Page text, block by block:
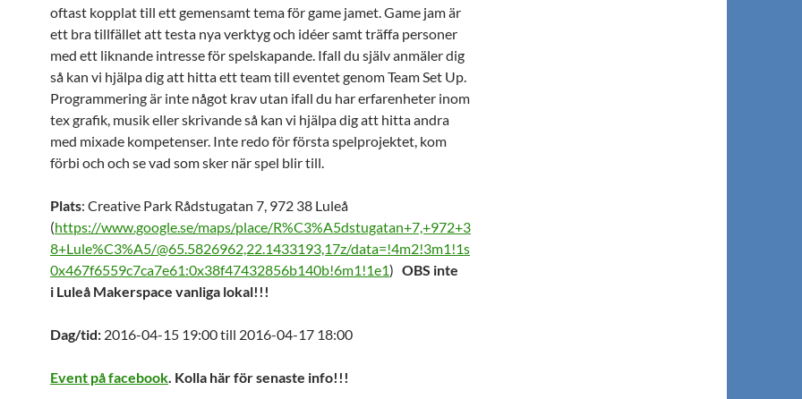
oftast kopplat till ett gemensamt tema för game jamet. Game jam är
ett bra tillfället att testa nya verktyg och idéer samt träffa personer
med ett liknande intresse för spelskapande. Ifall du själv anmäler dig
så kan vi hjälpa dig att hitta ett team till eventet genom Team Set Up.
Programmering är inte något krav utan ifall du har erfarenheter inom
tex grafik, musik eller skrivande så kan vi hjälpa dig att hitta andra
med mixade kompetenser. Inte redo för första spelprojektet, kom
förbi och och se vad som sker när spel blir till.
Plats: Creative Park Rådstugatan 7, 972 38 Luleå
(https://www.google.se/maps/place/R%C3%A5dstugatan+7,+972+3
8+Lule%C3%A5/@65.5826962,22.1433193,17z/data=!4m2!3m1!1s
0x467f6559c7ca7e61:0x38f47432856b140b!6m1!1e1) OBS inte
i Luleå Makerspace vanliga lokal!!!
Dag/tid: 2016-04-15 19:00 till 2016-04-17 18:00
Event på facebook. Kolla här för senaste info!!!